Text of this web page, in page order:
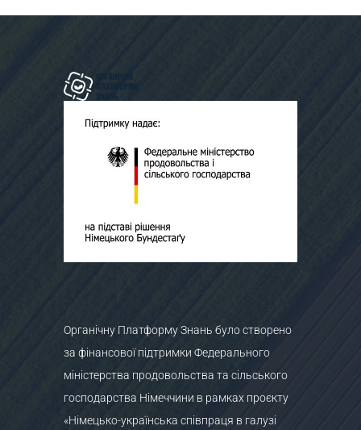
Органічну Платформу Знань було створено
за фінансової підтримки Федерального
міністерства продовольства та сільського
господарства Німеччини в рамках проєкту
«Німецько-українська співпраця в галузі